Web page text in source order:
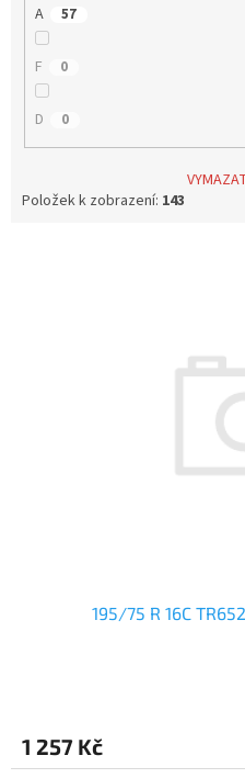
A 57
F 0
D 0
Položek k zobrazení: 143
195/75 R 16C
1 257 Kč